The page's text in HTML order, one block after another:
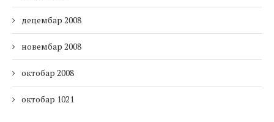
децембар 2008
новембар 2008
октобар 2008
октобар 1021